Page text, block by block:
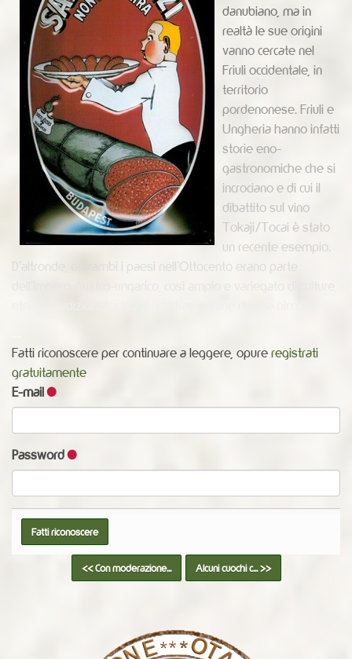
danubiano, ma in
realtà le sue origini
vanno cercate nel
Friuli occidentale, in
territorio
pordenonese. Friuli e
Ungheria hanno infatti
storie eno-
gastronomiche che si
incrociano e di cui il
dibattito sul vino
Tokaji/Tocai è stato
un recente esempio.
D’altronde, entrambi i paesi nell’Ottocento erano parte
Fatti riconoscere per continuare a leggere, opure registrati
gratuitamente
E-mail
Password
<< Con moderazione... Alcuni cuochi c... >>